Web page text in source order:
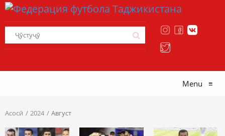
Menu ≡
Асосӣ 2024 Август